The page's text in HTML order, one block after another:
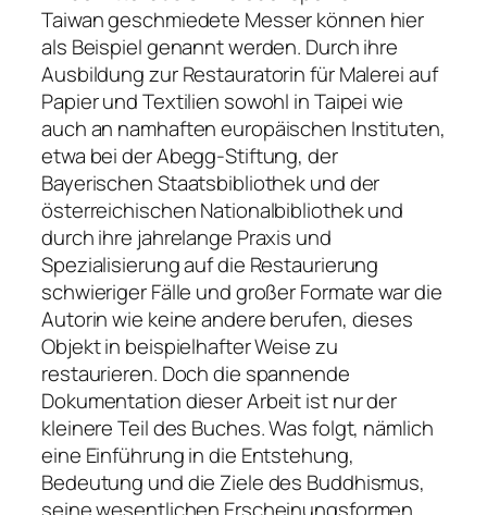
Taiwan geschmiedete Messer können hier
als Beispiel genannt werden. Durch ihre
Ausbildung zur Restauratorin für Malerei auf
Papier und Textilien sowohl in Taipei wie
auch an namhaften europäischen Instituten,
etwa bei der Abegg-Stiftung, der
Bayerischen Staatsbibliothek und der
österreichischen Nationalbibliothek und
durch ihre jahrelange Praxis und
Spezialisierung auf die Restaurierung
schwieriger Fälle und großer Formate war die
Autorin wie keine andere berufen, dieses
Objekt in beispielhafter Weise zu
restaurieren. Doch die spannende
Dokumentation dieser Arbeit ist nur der
kleinere Teil des Buches. Was folgt, nämlich
eine Einführung in die Entstehung,
Bedeutung und die Ziele des Buddhismus,
seine wesentlichen Erscheinungsformen